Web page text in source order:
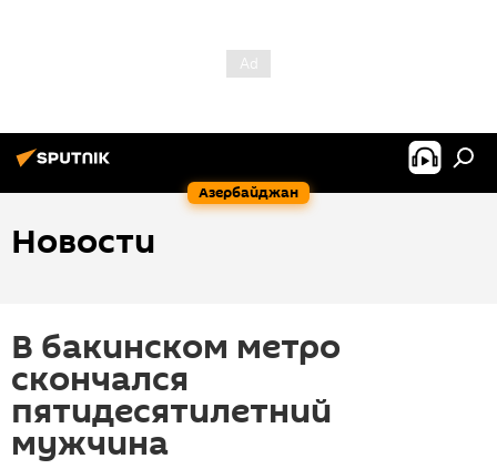
Азербайджан
Новости
В бакинском метро
скончался
пятидесятилетний
мужчина